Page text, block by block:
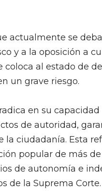
actualmente se
y a la oposición a
al estado de
un grave riesgo.
en su
de autoridad,
ciudadanía. Esta
popular de más de
de autonomía e
de la Suprema Corte.